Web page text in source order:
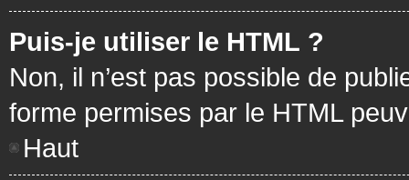
Puis-je utiliser le HTML ?
Non, il n’est pas possible de
forme permises par le HTML
Haut